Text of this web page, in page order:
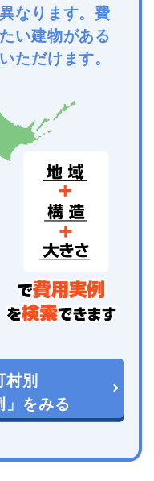
なります。費
い建物がある
ただけます。
村別
」をみる